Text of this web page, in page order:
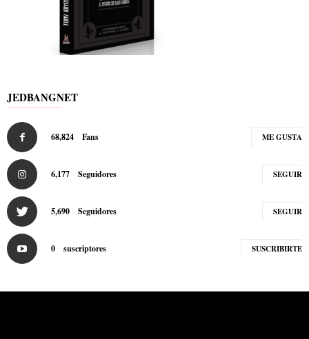
JEDBANGNET
68,824 Fans ME GUSTA
6,177 Seguidores SEGUIR
5,690 Seguidores SEGUIR
0 suscriptores SUSCRIBIRTE